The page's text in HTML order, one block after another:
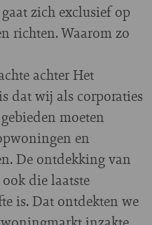
zich exclusief op
richten. Waarom zo
achter Het
dat wij als corporaties
moeten
en
De ontdekking van
die laatste
is. Dat ontdekten we